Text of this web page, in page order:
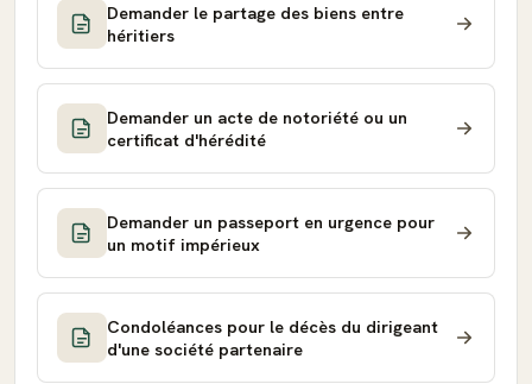
Demander le partage des biens entre
héritiers
Demander un acte de notoriété ou un
certificat d'hérédité
Demander un passeport en urgence pour
un motif impérieux
Condoléances pour le décès du dirigeant
d'une société partenaire